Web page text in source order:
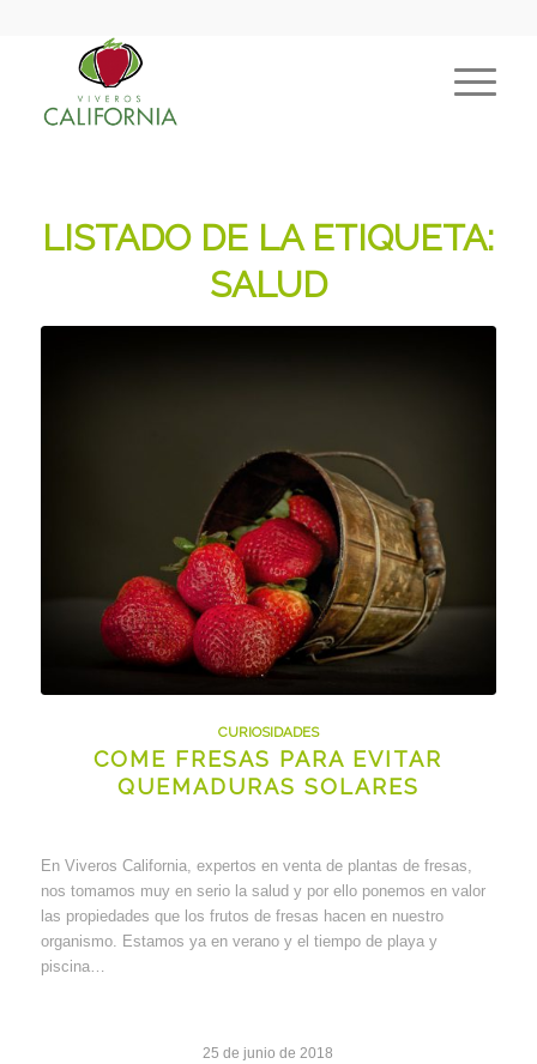
LISTADO DE LA ETIQUETA:
SALUD
CURIOSIDADES
COME FRESAS PARA EVITAR
QUEMADURAS SOLARES
En Viveros California, expertos en venta de plantas de fresas,
nos tomamos muy en serio la salud y por ello ponemos en valor
las propiedades que los frutos de fresas hacen en nuestro
organismo. Estamos ya en verano y el tiempo de playa y
piscina…
25 de junio de 2018